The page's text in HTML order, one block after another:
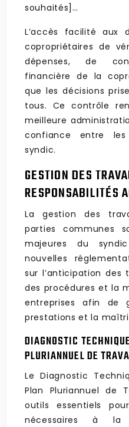
souhaités]…
L’accès facilité aux
copropriétaires de
dépenses, de
financière de la
que les décisions
tous. Ce contrôle
meilleure
confiance entre
syndic.
GESTION DES
RESPONSABILITÉS
La gestion des
parties communes
majeures du
nouvelles
sur l’anticipation des
des procédures et la
entreprises afin de
prestations et la
DIAGNOSTIC
PLURIANNUEL DE
Le Diagnostic
Plan Pluriannuel de
outils essentiels
nécessaires à